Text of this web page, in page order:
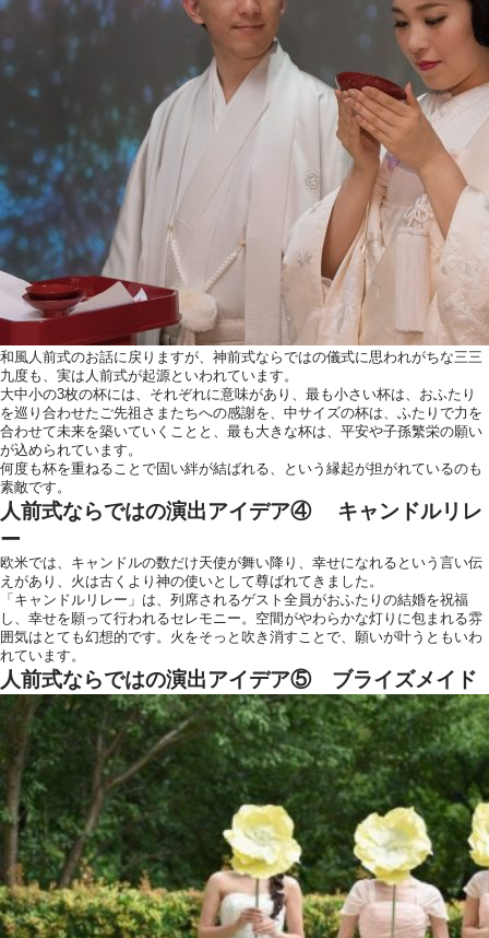
和風人前式のお話に戻りますが、神前式ならではの儀式に思われがちな三三
九度も、実は人前式が起源といわれています。
大中小の3枚の杯には、それぞれに意味があり、最も小さい杯は、おふたり
を巡り合わせたご先祖さまたちへの感謝を、中サイズの杯は、ふたりで力を
合わせて未来を築いていくことと、最も大きな杯は、平安や子孫繁栄の願い
が込められています。
何度も杯を重ねることで固い絆が結ばれる、という縁起が担がれているのも
素敵です。
人前式ならではの演出アイデア④ キャンドルリレ
ー
欧米では、キャンドルの数だけ天使が舞い降り、幸せになれるという言い伝
えがあり、火は古くより神の使いとして尊ばれてきました。
「キャンドルリレー」は、列席されるゲスト全員がおふたりの結婚を祝福
し、幸せを願って行われるセレモニー。空間がやわらかな灯りに包まれる雰
囲気はとても幻想的です。火をそっと吹き消すことで、願いが叶うともいわ
れています。
人前式ならではの演出アイデア⑤ ブライズメイド